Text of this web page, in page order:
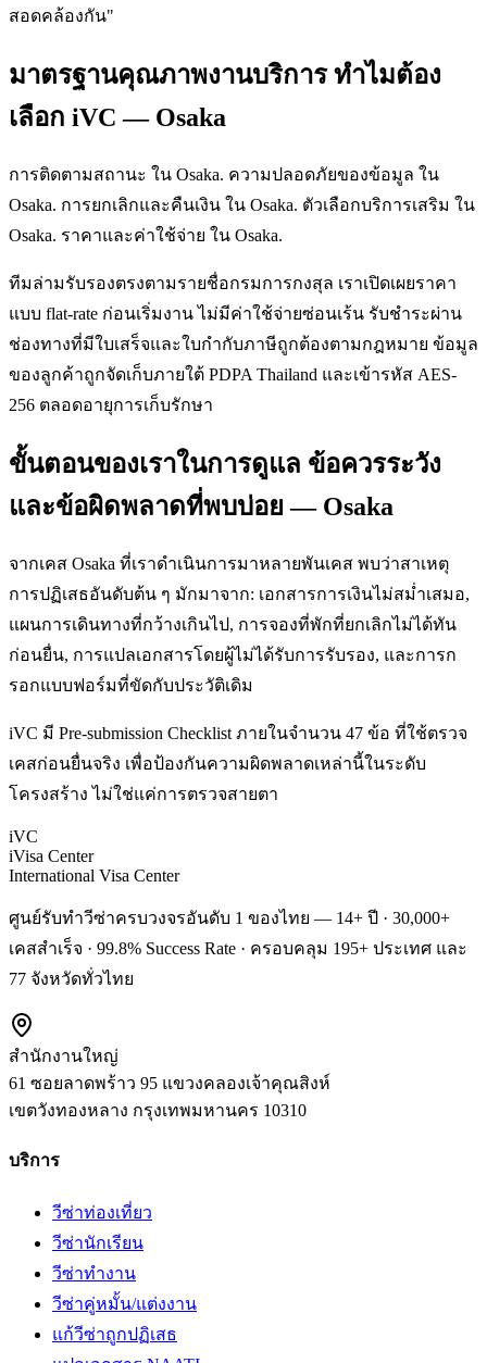
สอดคล้องกัน"
มาตรฐานคุณภาพงานบริการ ทำไมต้อง
เลือก iVC — Osaka
การติดตามสถานะ ใน Osaka. ความปลอดภัยของข้อมูล ใน
Osaka. การยกเลิกและคืนเงิน ใน Osaka. ตัวเลือกบริการเสริม ใน
Osaka. ราคาและค่าใช้จ่าย ใน Osaka.
ทีมล่ามรับรองตรงตามรายชื่อกรมการกงสุล เราเปิดเผยราคา
แบบ flat-rate ก่อนเริ่มงาน ไม่มีค่าใช้จ่ายซ่อนเร้น รับชำระผ่าน
ช่องทางที่มีใบเสร็จและใบกำกับภาษีถูกต้องตามกฎหมาย ข้อมูล
ของลูกค้าถูกจัดเก็บภายใต้ PDPA Thailand และเข้ารหัส AES-
256 ตลอดอายุการเก็บรักษา
ขั้นตอนของเราในการดูแล ข้อควรระวัง
และข้อผิดพลาดที่พบบ่อย — Osaka
จากเคส Osaka ที่เราดำเนินการมาหลายพันเคส พบว่าสาเหตุ
การปฏิเสธอันดับต้น ๆ มักมาจาก: เอกสารการเงินไม่สม่ำเสมอ,
แผนการเดินทางที่กว้างเกินไป, การจองที่พักที่ยกเลิกไม่ได้ทัน
ก่อนยื่น, การแปลเอกสารโดยผู้ไม่ได้รับการรับรอง, และการก
รอกแบบฟอร์มที่ขัดกับประวัติเดิม
iVC มี Pre-submission Checklist ภายในจำนวน 47 ข้อ ที่ใช้ตรวจ
เคสก่อนยื่นจริง เพื่อป้องกันความผิดพลาดเหล่านี้ในระดับ
โครงสร้าง ไม่ใช่แค่การตรวจสายตา
iVC
iVisa Center
International Visa Center
ศูนย์รับทำวีซ่าครบวงจรอันดับ 1 ของไทย — 14+ ปี · 30,000+
เคสสำเร็จ · 99.8% Success Rate · ครอบคลุม 195+ ประเทศ และ
77 จังหวัดทั่วไทย
สำนักงานใหญ่
61 ซอยลาดพร้าว 95 แขวงคลองเจ้าคุณสิงห์
เขตวังทองหลาง กรุงเทพมหานคร 10310
บริการ
วีซ่าท่องเที่ยว
วีซ่านักเรียน
วีซ่าทำงาน
วีซ่าคู่หมั้น/แต่งงาน
แก้วีซ่าถูกปฏิเสธ